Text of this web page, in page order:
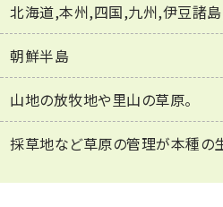
北海道,本州,四国,九州,伊豆諸
朝鮮半島
山地の放牧地や里山の草原。
採草地など草原の管理が本種の